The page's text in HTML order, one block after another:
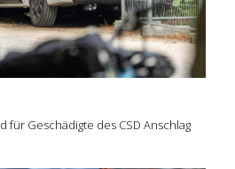
für Geschädigte des CSD Anschlag